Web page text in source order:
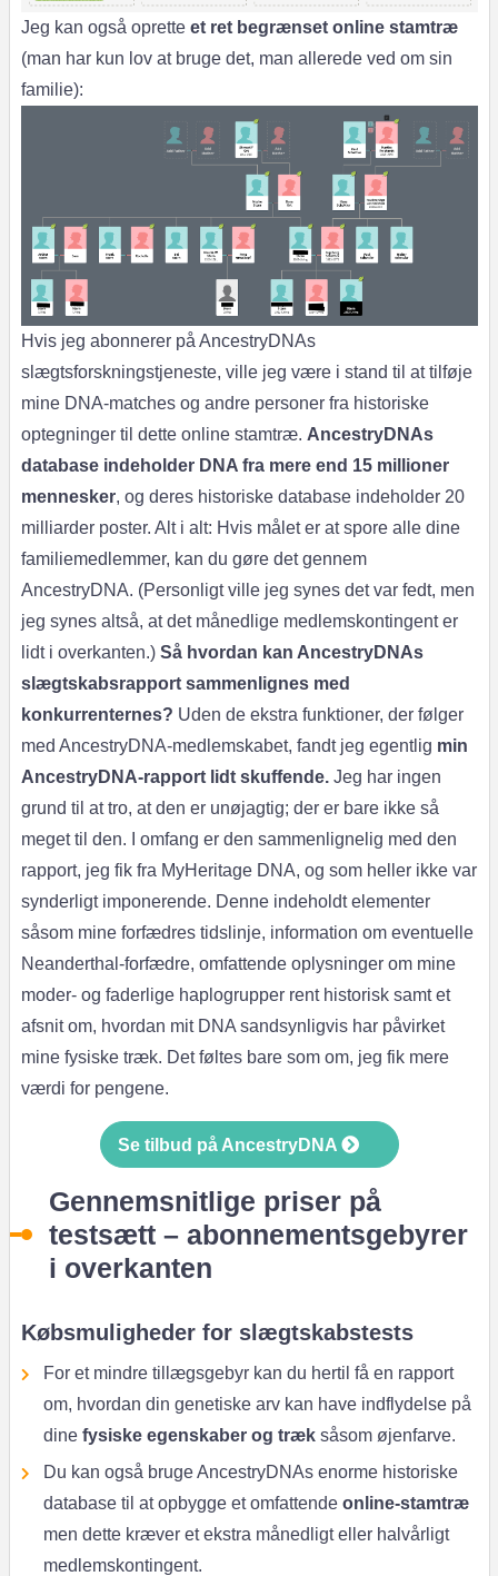
Jeg kan også oprette et ret begrænset online stamtræ
(man har kun lov at bruge det, man allerede ved om sin
familie):
Hvis jeg abonnerer på AncestryDNAs
slægtsforskningstjeneste, ville jeg være i stand til at tilføje
mine DNA-matches og andre personer fra historiske
optegninger til dette online stamtræ. AncestryDNAs
database indeholder DNA fra mere end 15 millioner
mennesker, og deres historiske database indeholder 20
milliarder poster. Alt i alt: Hvis målet er at spore alle dine
familiemedlemmer, kan du gøre det gennem
AncestryDNA. (Personligt ville jeg synes det var fedt, men
jeg synes altså, at det månedlige medlemskontingent er
lidt i overkanten.) Så hvordan kan AncestryDNAs
slægtskabsrapport sammenlignes med
konkurrenternes? Uden de ekstra funktioner, der følger
med AncestryDNA-medlemskabet, fandt jeg egentlig min
AncestryDNA-rapport lidt skuffende.Jeg har ingen
grund til at tro, at den er unøjagtig; der er bare ikke så
meget til den. I omfang er den sammenlignelig med den
rapport, jeg fik fra MyHeritage DNA, og som heller ikke var
synderligt imponerende. Denne indeholdt elementer
såsom mine forfædres tidslinje, information om eventuelle
Neanderthal-forfædre, omfattende oplysninger om mine
moder- og faderlige haplogrupper rent historisk samt et
afsnit om, hvordan mit DNA sandsynligvis har påvirket
mine fysiske træk. Det føltes bare som om, jeg fik mere
værdi for pengene.
Se tilbud på AncestryDNA
Gennemsnitlige priser på
testsætt – abonnementsgebyrer
i overkanten
Købsmuligheder for slægtskabstests
For et mindre tillægsgebyr kan du hertil få en rapport
om, hvordan din genetiske arv kan have indflydelse på
dine fysiske egenskaber og træksåsom øjenfarve.
Du kan også bruge AncestryDNAs enorme historiske
database til at opbygge et omfattende online-stamtræ
men dette kræver et ekstra månedligt eller halvårligt
medlemskontingent.